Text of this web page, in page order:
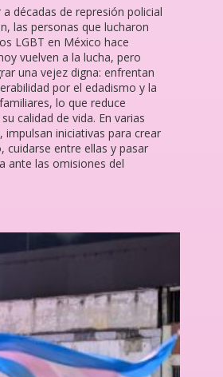
décadas de represión policial
las personas que lucharon
LGBT en México hace
vuelven a la lucha, pero
una vejez digna: enfrentan
por el edadismo y la
lo que reduce
calidad de vida. En varias
impulsan iniciativas para crear
cuidarse entre ellas y pasar
ante las omisiones del